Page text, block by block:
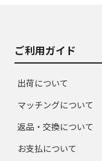
ご利用ガイド
出荷について
マッチングについて
返品・交換について
お支払について